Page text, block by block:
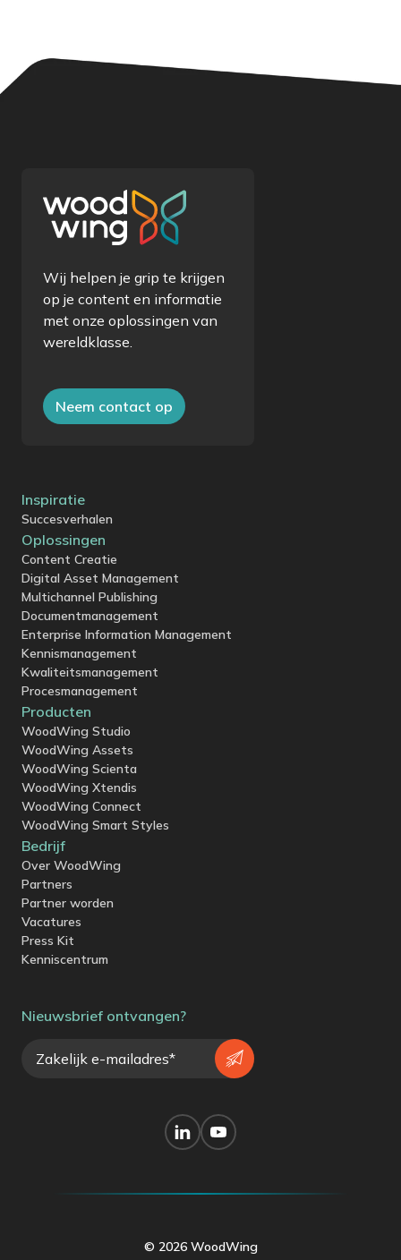
Wij helpen je grip te krijgen
op je content en informatie
met onze oplossingen van
wereldklasse.
Neem contact op
Inspiratie
Succesverhalen
Oplossingen
Content Creatie
Digital Asset Management
Multichannel Publishing
Documentmanagement
Enterprise Information Management
Kennismanagement
Kwaliteitsmanagement
Procesmanagement
Producten
WoodWing Studio
WoodWing Assets
WoodWing Scienta
WoodWing Xtendis
WoodWing Connect
WoodWing Smart Styles
Bedrijf
Over WoodWing
Partners
Partner worden
Vacatures
Press Kit
Kenniscentrum
Nieuwsbrief ontvangen?
© 2026 WoodWing